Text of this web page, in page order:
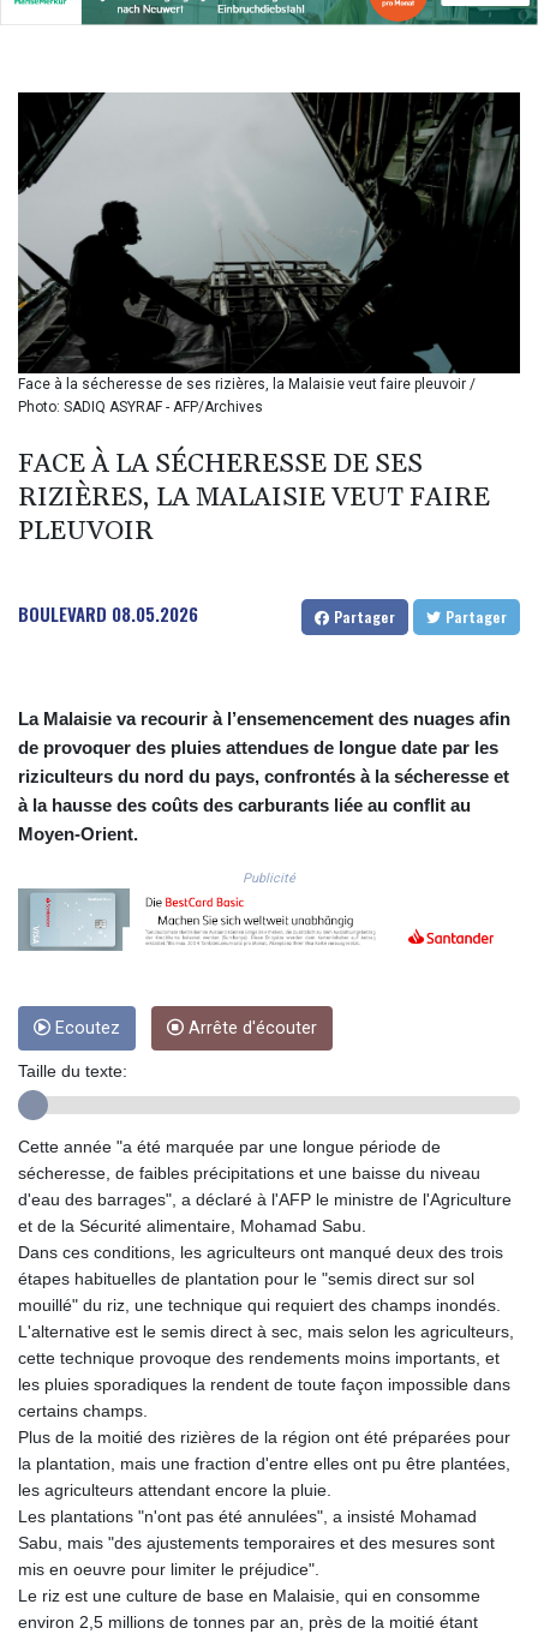
BIF 3451.157116
BMD 1.156136
BRL 5.876989
BSD 1.152686
BTN 109.688637
BWP 15.558807
BYN 3.432357
BYR
22660.258427
BZD 2.318271
CAD 1.61333
CDF
2615.761404
CLP
CNY 7.801146
CUC 1.156136
CUP 30.637594
DJF 205.267449
DKK 7.477932
DOP 67.289164
DZD 152.967099
ETB 186.049588
FKP 0.857252
GGP 0.857252
GHS 13.526832
GNF
10123.874202
GTQ 8.794891
GYD 241.157003
HKD 9.067746
HNL 30.895616
HRK 7.536622
HTG 150.718127
HUF 363.096405
IDR
20580.370421
IMP 0.857252
INR 110.076256
IQD
1509.981237
IRR
1590322.371805
ISK 142.598215
JEP 0.857252
Face à la sécheresse de ses rizières, la Malaisie veut faire pleuvoir /
Photo: SADIQ ASYRAF - AFP/Archives
FACE À LA SÉCHERESSE DE SES
RIZIÈRES, LA MALAISIE VEUT FAIRE
PLEUVOIR
BOULEVARD 08.05.2026 Partager Partager
La Malaisie va recourir à l’ensemencement des nuages afin
de provoquer des pluies attendues de longue date par les
riziculteurs du nord du pays, confrontés à la sécheresse et
à la hausse des coûts des carburants liée au conflit au
Moyen‑Orient.
Publicité
Ecoutez Arrête d'écouter
Taille du texte:
Cette année "a été marquée par une longue période de
sécheresse, de faibles précipitations et une baisse du niveau
d'eau des barrages", a déclaré à l'AFP le ministre de l'Agriculture
et de la Sécurité alimentaire, Mohamad Sabu.
Dans ces conditions, les agriculteurs ont manqué deux des trois
étapes habituelles de plantation pour le "semis direct sur sol
mouillé" du riz, une technique qui requiert des champs inondés.
L'alternative est le semis direct à sec, mais selon les agriculteurs,
cette technique provoque des rendements moins importants, et
les pluies sporadiques la rendent de toute façon impossible dans
certains champs.
Plus de la moitié des rizières de la région ont été préparées pour
la plantation, mais une fraction d'entre elles ont pu être plantées,
les agriculteurs attendant encore la pluie.
Les plantations "n'ont pas été annulées", a insisté Mohamad
Sabu, mais "des ajustements temporaires et des mesures sont
mis en oeuvre pour limiter le préjudice".
Le riz est une culture de base en Malaisie, qui en consomme
environ 2,5 millions de tonnes par an, près de la moitié étant